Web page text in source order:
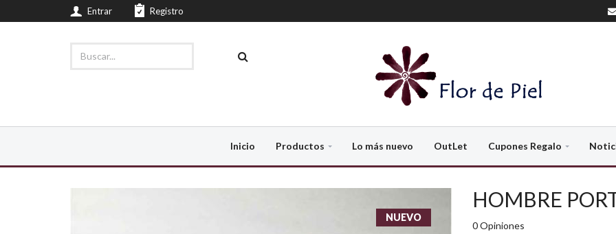
Entrar Registro
Inicio Productos Lo más nuevo OutLet Cupones Regalo
NUEVO
HOMBRE
0 Opiniones